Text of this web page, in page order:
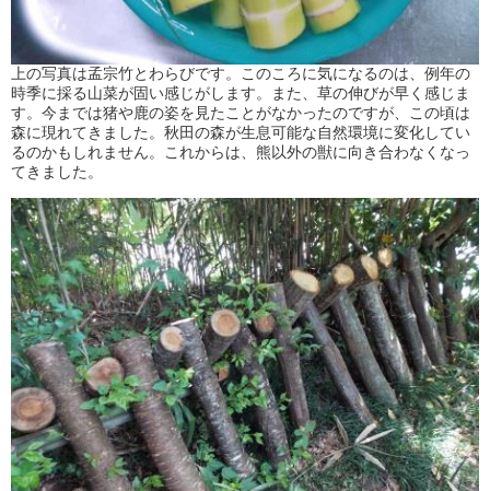
上の写真は孟宗竹とわらびです。このころに気になるのは、例年の
時季に採る山菜が固い感じがします。また、草の伸びが早く感じま
す。今までは猪や鹿の姿を見たことがなかったのですが、この頃は
森に現れてきました。秋田の森が生息可能な自然環境に変化してい
るのかもしれません。これからは、熊以外の獣に向き合わなくなっ
てきました。